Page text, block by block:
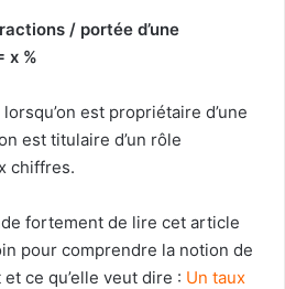
/ portée d’une
x %
est propriétaire d’une
est titulaire d’un rôle
chiffres.
fortement de lire cet article
pour comprendre la notion de
ce qu’elle veut dire : Un taux